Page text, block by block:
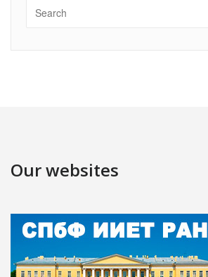
Our websites